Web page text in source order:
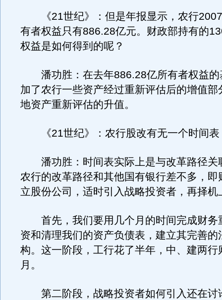
《21世纪》：但是年报显示，农行
有者权益只有886.28亿元。财政部持有的
权益是如何得到的呢？
潘功胜：在去年886.28亿所有者权益的
加了农行一些资产经过重新评估后的增值部
地资产重新评估的升值。
《21世纪》：农行股改有无一个时间表
潘功胜：时间表实际上是与改革路径关
农行的改革路径和其他国有银行差不多，即
立股份公司，适时引入战略投资者，再择机
首先，我们要用几个月的时间完成财务
资和清理我们的资产负债表，建立其完善的
构。这一阶段，工行花了半年，中、建两行
月。
第二阶段，战略投资者如何引入还在讨